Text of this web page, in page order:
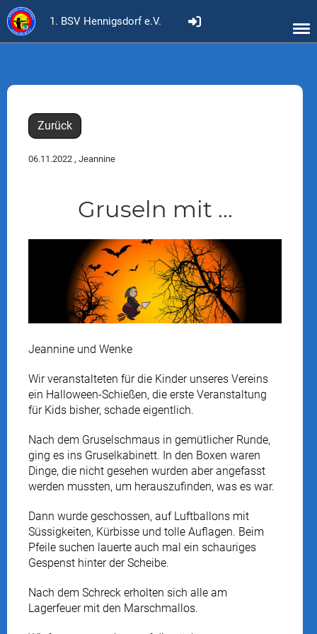
1. BSV Hennigsdorf e.V.
Zurück
06.11.2022 , Jeannine
Gruseln mit ...
Jeannine und Wenke
Wir veranstalteten für die Kinder unseres Vereins
ein Halloween-Schießen, die erste Veranstaltung
für Kids bisher, schade eigentlich.
Nach dem Gruselschmaus in gemütlicher Runde,
ging es ins Gruselkabinett. In den Boxen waren
Dinge, die nicht gesehen wurden aber angefasst
werden mussten, um herauszufinden, was es war.
Dann wurde geschossen, auf Luftballons mit
Süssigkeiten, Kürbisse und tolle Auflagen. Beim
Pfeile suchen lauerte auch mal ein schauriges
Gespenst hinter der Scheibe.
Nach dem Schreck erholten sich alle am
Lagerfeuer mit den Marschmallos.